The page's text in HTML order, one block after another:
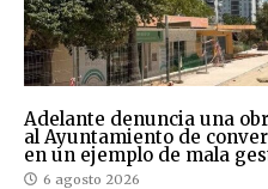
Adelante denuncia una
al Ayuntamiento de
en un ejemplo de mala
6 agosto 2026